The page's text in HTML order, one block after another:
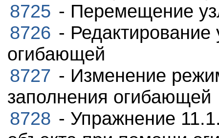
8725 - Перемещение
8726 - Редактирование
огибающей
8727 - Изменение
заполнения огибающей
8728 - Упражнение